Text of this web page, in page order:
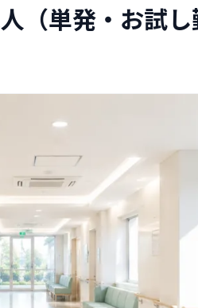
（単発・お試し